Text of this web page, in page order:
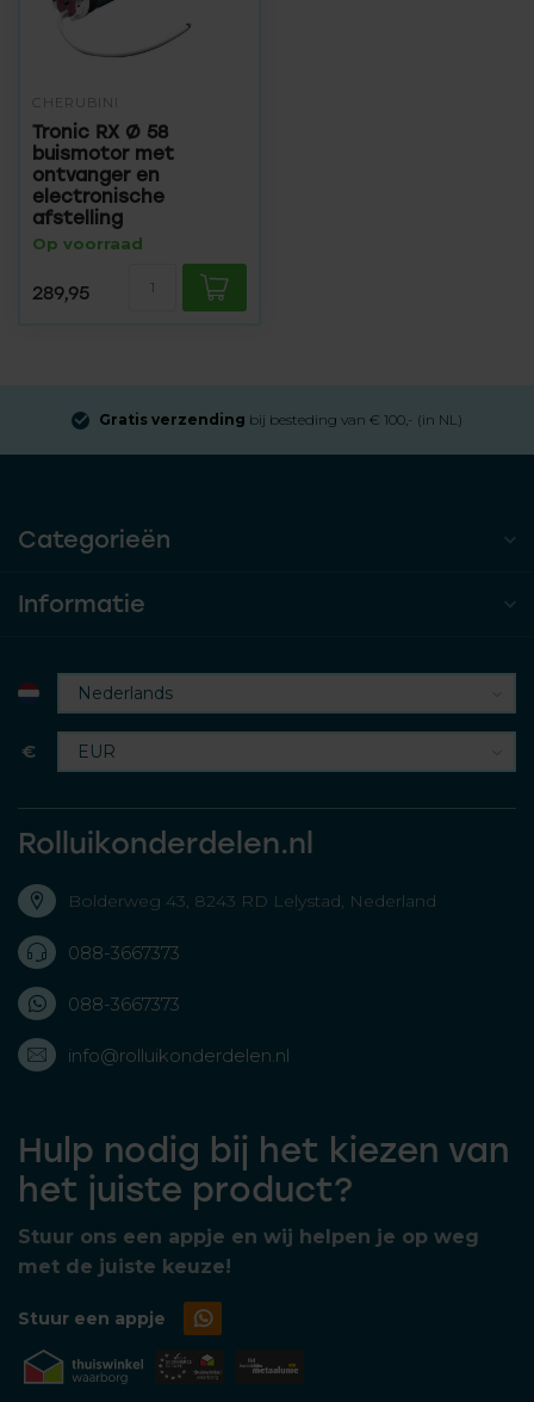
CHERUBINI
Tronic RX Ø 58
buismotor met
ontvanger en
electronische
afstelling
Op voorraad
289,95
Gratis verzending bij besteding van € 100,- (in NL)
Categorieën
Informatie
€
Rolluikonderdelen.nl
Bolderweg 43, 8243 RD Lelystad, Nederland
088-3667373
088-3667373
info@rolluikonderdelen.nl
Hulp nodig bij het kiezen van
het juiste product?
Stuur ons een appje en wij helpen je op weg
met de juiste keuze!
Stuur een appje